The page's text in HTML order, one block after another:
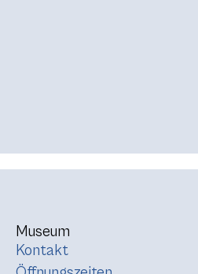
Museum
Kontakt